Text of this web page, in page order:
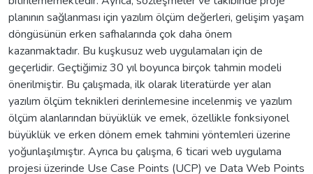
planının sağlanması için yazılım ölçüm değerleri, gelişim yaşam
döngüsünün erken safhalarında çok daha önem
kazanmaktadır. Bu kuşkusuz web uygulamaları için de
geçerlidir. Geçtiğimiz 30 yıl boyunca birçok tahmin modeli
önerilmiştir. Bu çalışmada, ilk olarak literatürde yer alan
yazılım ölçüm teknikleri derinlemesine incelenmiş ve yazılım
ölçüm alanlarından büyüklük ve emek, özellikle fonksiyonel
büyüklük ve erken dönem emek tahmini yöntemleri üzerine
yoğunlaşılmıştır. Ayrıca bu çalışma, 6 ticari web uygulama
projesi üzerinde Use Case Points (UCP) ve Data Web Points